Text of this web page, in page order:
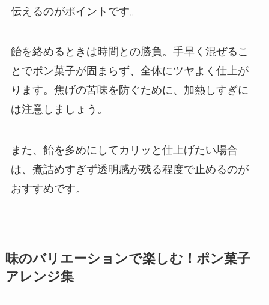
伝えるのがポイントです。
飴を絡めるときは時間との勝負。手早く混ぜるこ
とでポン菓子が固まらず、全体にツヤよく仕上が
ります。焦げの苦味を防ぐために、加熱しすぎに
は注意しましょう。
また、飴を多めにしてカリッと仕上げたい場合
は、煮詰めすぎず透明感が残る程度で止めるのが
おすすめです。
味のバリエーションで楽しむ！ポン菓子
アレンジ集